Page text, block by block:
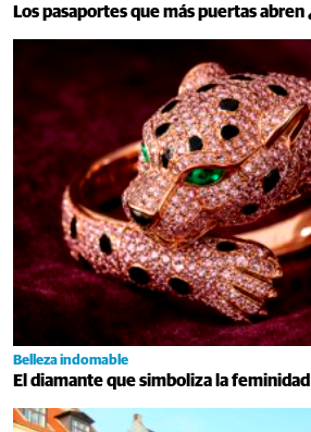
Los pasaportes que más puertas abren
Belleza indomable
El diamante que simboliza la